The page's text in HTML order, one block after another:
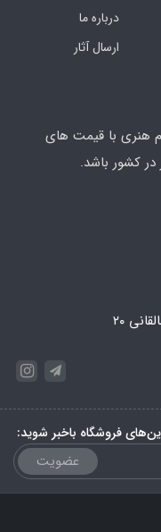
درباره ما
ارسال آثار
هنری با قیمت های
کشور باشد.
۲۰
فروشگاه باخبر شوید:
عضویت